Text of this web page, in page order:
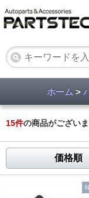
ホーム >
15件の商品がございま
価格順